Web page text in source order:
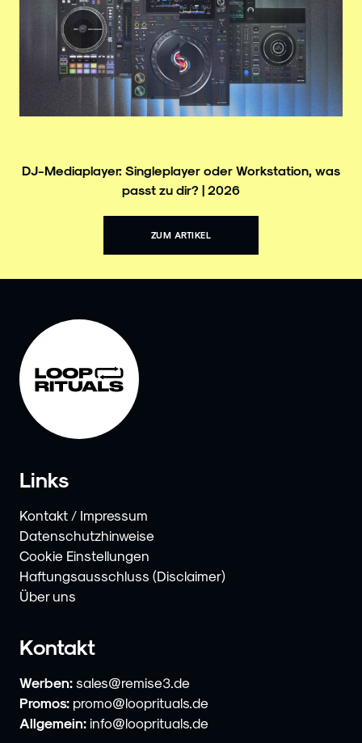
DJ-Mediaplayer: Singleplayer oder Workstation, was
passt zu dir? | 2026
ZUM ARTIKEL
Links
Kontakt / Impressum
Datenschutzhinweise
Cookie Einstellungen
Haftungsausschluss (Disclaimer)
Über uns
Kontakt
Werben: sales@remise3.de
Promos: promo@looprituals.de
Allgemein: info@looprituals.de